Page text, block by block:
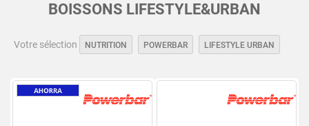
BOISSONS LIFESTYLE&URBAN
Votre sélection NUTRITION POWERBAR LIFESTYLE URBAN